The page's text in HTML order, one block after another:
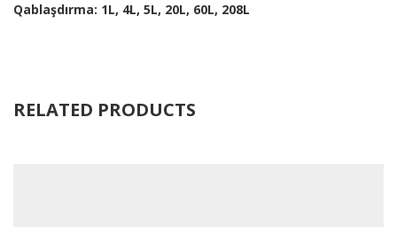
Qablaşdırma: 1L, 4L, 5L, 20L, 60L, 208L
RELATED PRODUCTS